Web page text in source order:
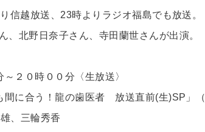
信越放送、23時よりラジオ福島でも放送。
、北野日奈子さん、寺田蘭世さんが出演。
～２０時００分〈生放送〉
間に合う！龍の歯医者 放送直前(生)SP」（
、三輪秀香